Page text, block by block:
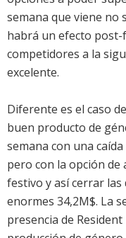
semana que viene no
habrá un efecto
competidores a la
excelente.
Diferente es el caso de
buen producto de
semana con una
pero con la opción
festivo y así cerrar
enormes 34,2M$. La
presencia de